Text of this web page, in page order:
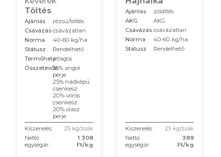
Töltés
Ajánlás
rézsü/töltés
Csávázás csávázatlan
Norma
40-60 kg/ha
Státusz
Rendelhető
Termőhelyátlagos
Összetevők35% angol
perje
25% nádképű
csenkesz
20% vörös
csenkesz
20% olasz
perje
Kiszerelés:
25 kg/zsák
Nettó
egységár:
1 308
Ft/kg
Ajánlás
zöldítés
AKG
AKG
Csávázás csávázatlan
Norma
40-60 kg/ha
Státusz
Rendelhető
Kiszerelés:
25 kg/zsák
Nettó
egységár:
389
Ft/kg